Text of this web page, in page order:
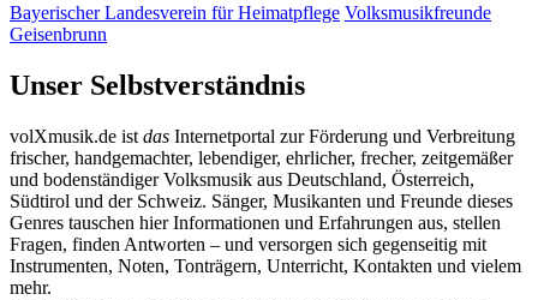
Bayerischer Landesverein für Heimatpflege Volksmusikfreunde
Geisenbrunn
Unser Selbstverständnis
volXmusik.de ist das Internetportal zur Förderung und Verbreitung
frischer, handgemachter, lebendiger, ehrlicher, frecher, zeitgemäßer
und bodenständiger Volksmusik aus Deutschland, Österreich,
Südtirol und der Schweiz. Sänger, Musikanten und Freunde dieses
Genres tauschen hier Informationen und Erfahrungen aus, stellen
Fragen, finden Antworten – und versorgen sich gegenseitig mit
Instrumenten, Noten, Tonträgern, Unterricht, Kontakten und vielem
mehr.